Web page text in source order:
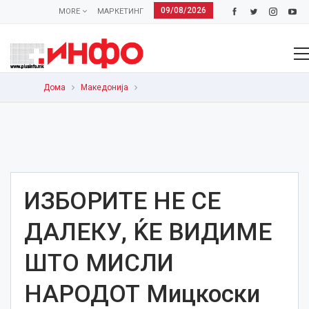
09/08/2026
МАРКЕТИНГ
MORE
Дома Македонија
ИЗБОРИТЕ НЕ СЕ
ДАЛЕКУ, ЌЕ ВИДИМЕ
ШТО МИСЛИ
НАРОДОТ Мицкоски